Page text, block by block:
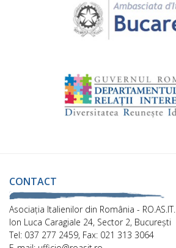
CONTACT
Asociaţia Italienilor din România - RO.AS.IT.
Ion Luca Caragiale 24, Sector 2, București
Tel: 037 277 2459, Fax: 021 313 3064